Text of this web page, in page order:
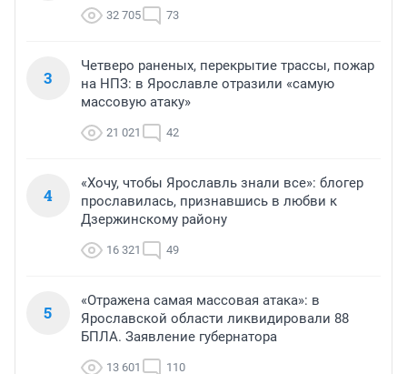
32 705 73
3
Четверо раненых, перекрытие трассы, пожар
на НПЗ: в Ярославле отразили «самую
массовую атаку»
21 021 42
4
«Хочу, чтобы Ярославль знали все»: блогер
прославилась, признавшись в любви к
Дзержинскому району
16 321 49
5
«Отражена самая массовая атака»: в
Ярославской области ликвидировали 88
БПЛА. Заявление губернатора
13 601 110